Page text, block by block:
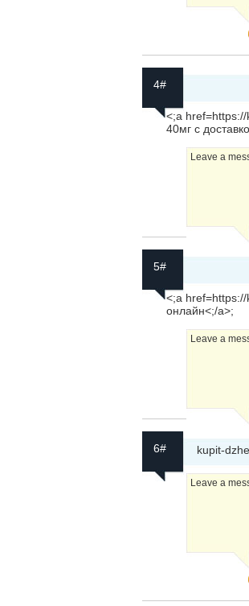
4#
<;a href=https://
40мг с
Leave a
5#
<;a
онлайн<;/a>;
Leave a
6# kupit-
Leave a